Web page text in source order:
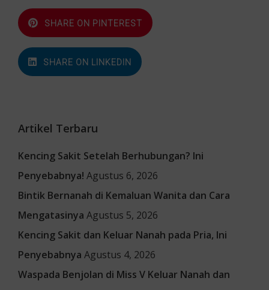
SHARE ON PINTEREST
SHARE ON LINKEDIN
Artikel Terbaru
Kencing Sakit Setelah Berhubungan? Ini
Penyebabnya! Agustus 6, 2026
Bintik Bernanah di Kemaluan Wanita dan Cara
Mengatasinya Agustus 5, 2026
Kencing Sakit dan Keluar Nanah pada Pria, Ini
Penyebabnya Agustus 4, 2026
Waspada Benjolan di Miss V Keluar Nanah dan